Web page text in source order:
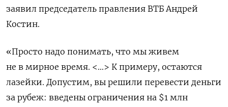
заявил председатель правления ВТБ Андрей
Костин.
«Просто надо понимать, что мы живем
не в мирное время. <…> К примеру, остаются
лазейки. Допустим, вы решили перевести деньги
за рубеж: введены ограничения на $1 млн